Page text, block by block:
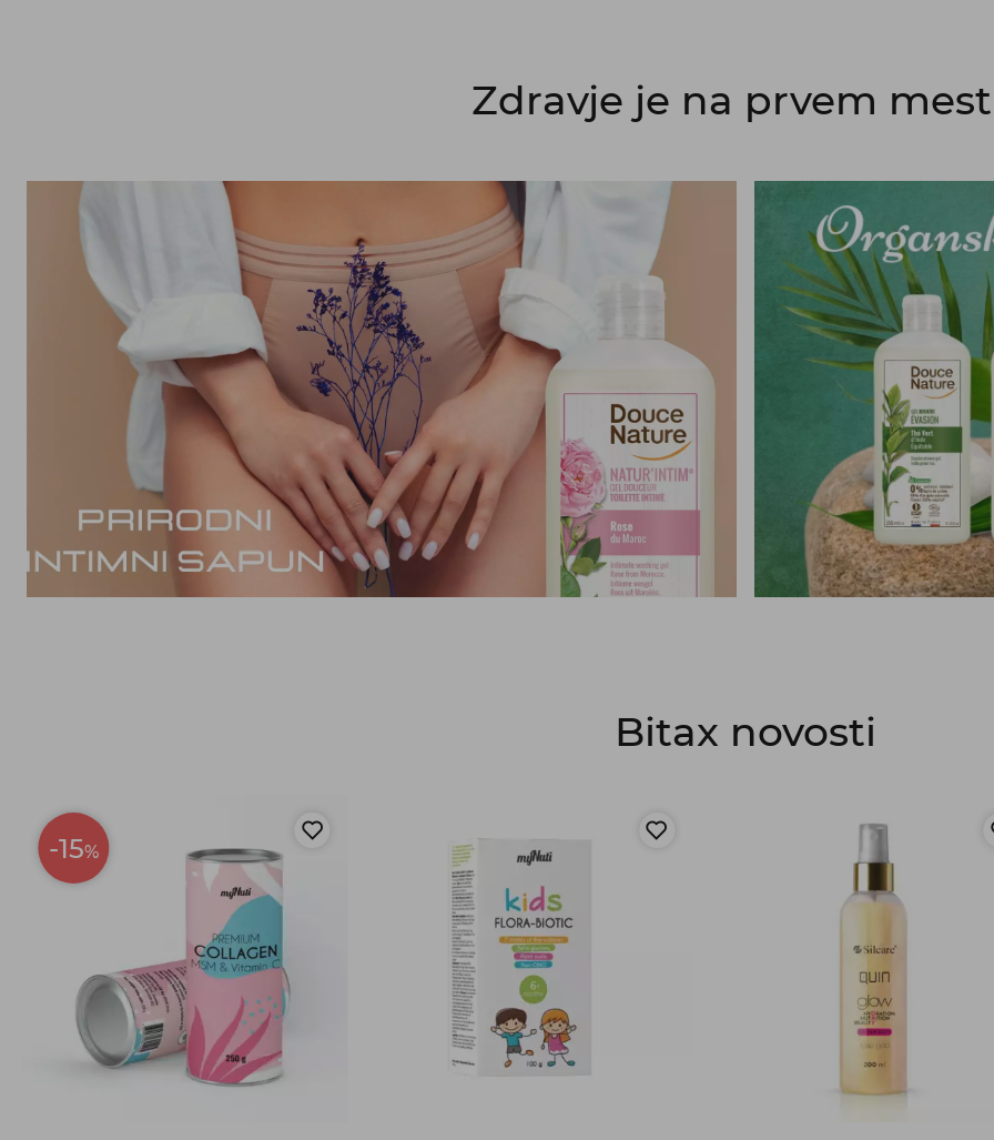
Zdravje je na prvem
Bitax novosti
-15%
tekočem o akcijskih ponudbah in novostih.
Vnesite vaš elektronski naslov
Strinjam se s pravilnikom zasebnosti, ki ga najdete Tukaj